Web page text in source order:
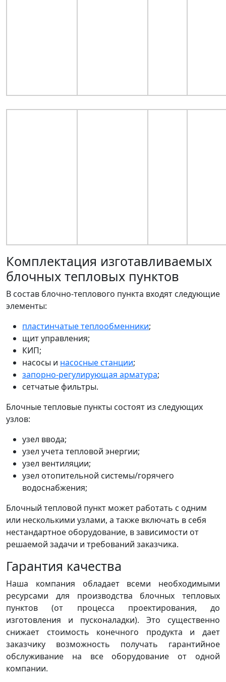
Комплектация изготавливаемых
блочных тепловых пунктов
В состав блочно-теплового пункта входят следующие
элементы:
пластинчатые теплообменники;
щит управления;
КИП;
насосы и насосные станции;
запорно-регулирующая арматура;
сетчатые фильтры.
Блочные тепловые пункты состоят из следующих
узлов:
узел ввода;
узел учета тепловой энергии;
узел вентиляции;
узел отопительной системы/горячего
водоснабжения;
Блочный тепловой пункт может работать с одним
или несколькими узлами, а также включать в себя
нестандартное оборудование, в зависимости от
решаемой задачи и требований заказчика.
Гарантия качества
Наша компания обладает всеми необходимыми
ресурсами для производства блочных тепловых
пунктов (от процесса проектирования, до
изготовления и пусконаладки). Это существенно
снижает стоимость конечного продукта и дает
заказчику возможность получать гарантийное
обслуживание на все оборудование от одной
компании.